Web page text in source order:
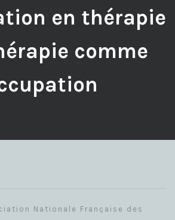
en thérapie
comme
Nationale Française des